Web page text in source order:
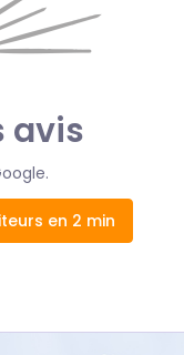
avis
en 2 min